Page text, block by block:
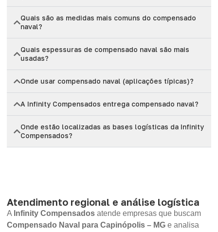
Quais são as medidas mais comuns do compensado
naval?
Quais espessuras de compensado naval são mais
usadas?
Onde usar compensado naval (aplicações típicas)?
A Infinity Compensados entrega compensado naval?
Onde estão localizadas as bases logísticas da Infinity
Compensados?
Atendimento regional e análise logística
A Infinity Compensados atende empresas que buscam
Compensado Naval para Capinópolis – MG e analisa